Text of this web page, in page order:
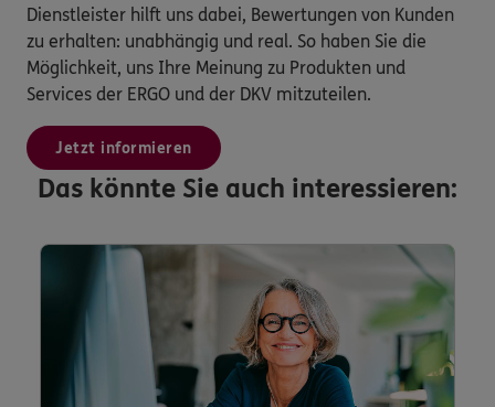
Dienstleister hilft uns dabei, Bewertungen von Kunden
zu erhalten: unabhängig und real. So haben Sie die
Möglichkeit, uns Ihre Meinung zu Produkten und
Services der ERGO und der DKV mitzuteilen.
Jetzt informieren
Das könnte Sie auch interessieren: